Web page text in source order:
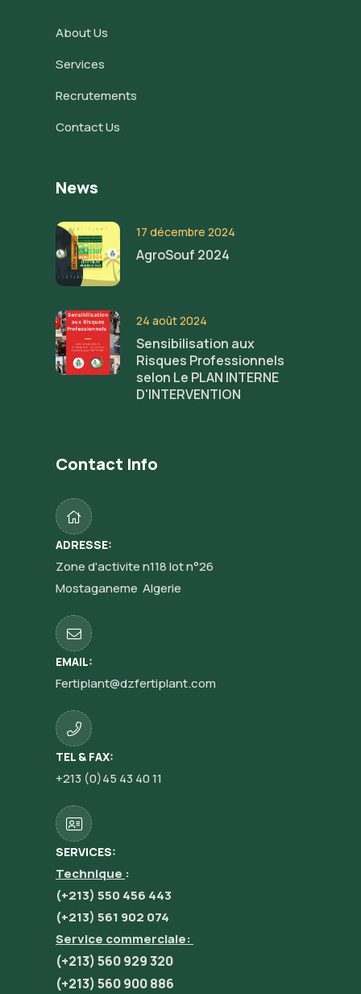
About Us
Services
Recrutements
Contact Us
News
17 décembre 2024
AgroSouf 2024
24 août 2024
Sensibilisation aux
Risques Professionnels
selon Le PLAN INTERNE
D'INTERVENTION
Contact Info
ADRESSE:
Zone d'activite n118 lot n°26
Mostaganeme Algerie
EMAIL:
Fertiplant@dzfertiplant.com
TEL & FAX:
+213 (0)45 43 40 11
SERVICES:
Technique :
(+213) 550 456 443
(+213) 561 902 074
Service commerciale:
(+213) 560 929 320
(+213) 560 900 886